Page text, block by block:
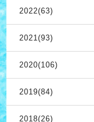
2022(63)
2021(93)
2020(106)
2019(84)
2018(26)